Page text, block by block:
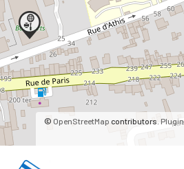
© OpenStreetMap contributors. Plugin